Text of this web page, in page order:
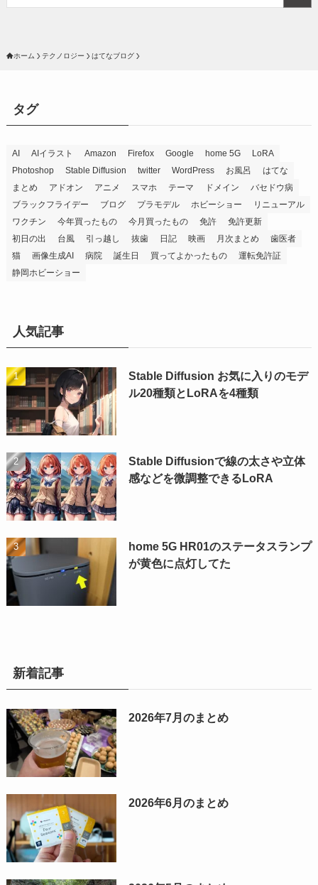
ホーム テクノロジー はてなブログ
タグ
AI AIイラスト Amazon Firefox Google home 5G
LoRA
Photoshop
Stable Diffusion twitter WordPress お風呂
はてな
まとめ
アドオン アニメ スマホ テーマ ドメイン
バセドウ病
ブラックフライデー
ブログ プラモデル ホビーショー
リニューアル
ワクチン
今年買ったもの 今月買ったもの 免許
免許更新
初日の出
台風 引っ越し 抜歯 日記 映画 月次まとめ
歯医者
猫
画像生成AI 病院 誕生日 買ってよかったもの
運転免許証
静岡ホビーショー
人気記事
Stable Diffusion お気に入りのモデ
ル20種類とLoRAを4種類
Stable Diffusionで線の太さや立体
感などを微調整できるLoRA
home 5G HR01のステータスランプ
が黄色に点灯してた
新着記事
2026年7月のまとめ
2026年6月のまとめ